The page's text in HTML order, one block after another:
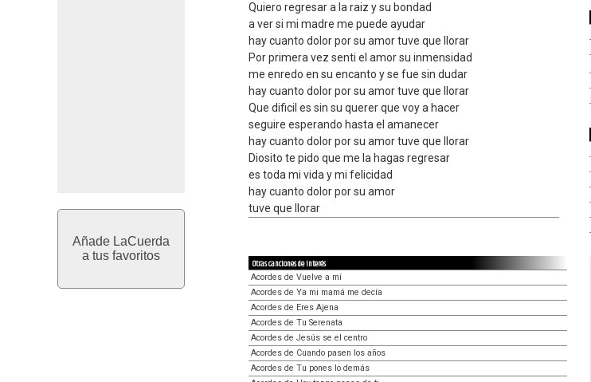
Añade LaCuerda
a tus favoritos
Quiero regresar a la raiz y su bondad
a ver si mi madre me puede ayudar
hay cuanto dolor por su amor tuve que llorar
Por primera vez senti el amor su inmensidad
me enredo en su encanto y se fue sin dudar
hay cuanto dolor por su amor tuve que llorar
Que dificil es sin su querer que voy a hacer
seguire esperando hasta el amanecer
hay cuanto dolor por su amor tuve que llorar
Diosito te pido que me la hagas regresar
es toda mi vida y mi felicidad
hay cuanto dolor por su amor
tuve que llorar
Otras canciones de interés
Acordes de Vuelve a mí
Acordes de Ya mi mamá me decía
Acordes de Eres Ajena
Acordes de Tu Serenata
Acordes de Jesús se el centro
Acordes de Cuando pasen los años
Acordes de Tu pones lo demás